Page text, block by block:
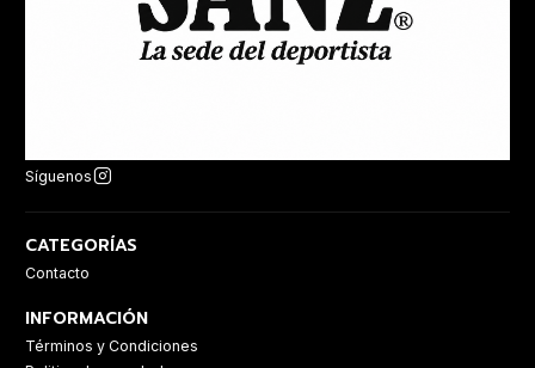
Síguenos
CATEGORÍAS
Contacto
INFORMACIÓN
Términos y Condiciones